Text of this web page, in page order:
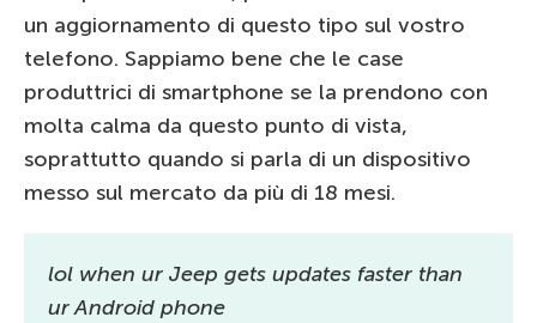
un aggiornamento di questo tipo sul vostro
telefono. Sappiamo bene che le case
produttrici di smartphone se la prendono con
molta calma da questo punto di vista,
soprattutto quando si parla di un dispositivo
messo sul mercato da più di 18 mesi.
lol when ur Jeep gets updates faster than
ur Android phone